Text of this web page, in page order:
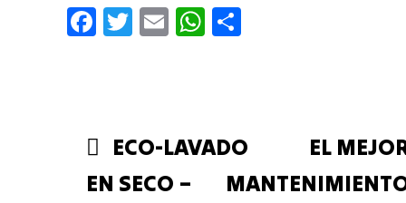
Fa
Tw E
W
p
r
ECO-LAVADO
EN SECO –
EL